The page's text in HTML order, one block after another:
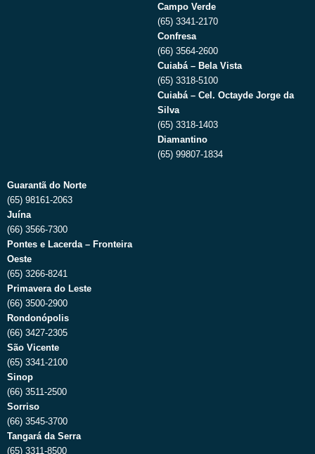
Campo Verde
(65) 3341-2170
Confresa
(66) 3564-2600
Cuiabá – Bela Vista
(65) 3318-5100
Cuiabá – Cel. Octayde Jorge da
Silva
(65) 3318-1403
Diamantino
(65) 99807-1834
Guarantã do Norte
(65) 98161-2063
Juína
(66) 3566-7300
Pontes e Lacerda – Fronteira
Oeste
(65) 3266-8241
Primavera do Leste
(66) 3500-2900
Rondonópolis
(66) 3427-2305
São Vicente
(65) 3341-2100
Sinop
(66) 3511-2500
Sorriso
(66) 3545-3700
Tangará da Serra
(65) 3311-8500